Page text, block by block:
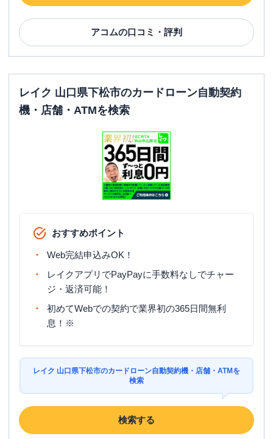
アコムの口コミ・評判
レイク 山口県下松市のカードローン自動契約
機・店舗・ATMを検索
おすすめポイント
Web完結申込みOK！
レイクアプリでPayPayに手数料なしでチャー
ジ・返済可能！
初めてWebでの契約で業界初の365日間無利
息！※
レイク 山口県下松市のカードローン自動契約機・店舗・ATMを
検索
検索する